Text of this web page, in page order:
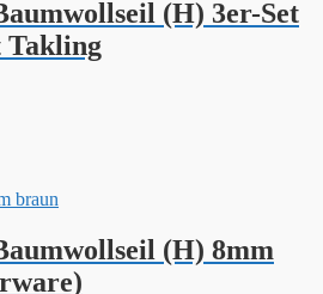
(H) 3er-Set
Takling
(H) 8mm